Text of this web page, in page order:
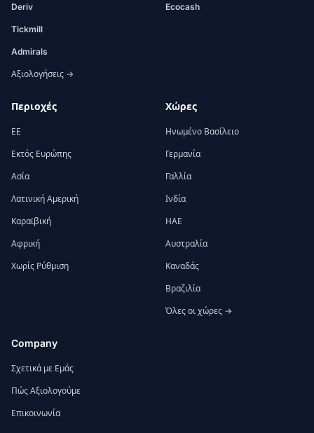
Deriv
Tickmill
Admirals
Αξιολογήσεις →
Ecocash
Περιοχές
ΕΕ
Εκτός Ευρώπης
Ασία
Λατινική Αμερική
Καραϊβική
Αφρική
Χωρίς Ρύθμιση
Χώρες
Ηνωμένο Βασίλειο
Γερμανία
Γαλλία
Ινδία
ΗΑΕ
Αυστραλία
Καναδάς
Βραζιλία
Όλες οι χώρες →
Company
Σχετικά με Εμάς
Πώς Αξιολογούμε
Επικοινωνία